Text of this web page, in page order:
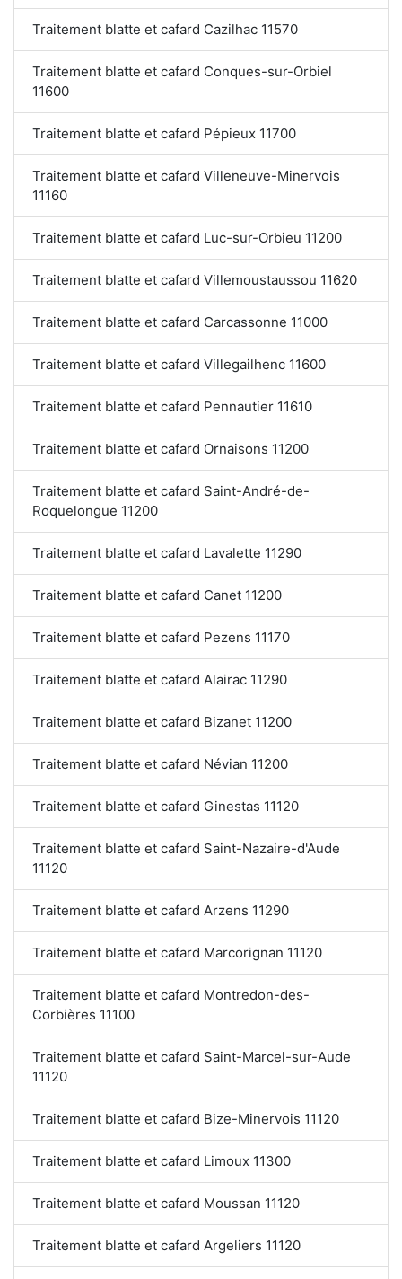
Traitement blatte et cafard Cazilhac 11570
Traitement blatte et cafard Conques-sur-Orbiel
11600
Traitement blatte et cafard Pépieux 11700
Traitement blatte et cafard Villeneuve-Minervois
11160
Traitement blatte et cafard Luc-sur-Orbieu 11200
Traitement blatte et cafard Villemoustaussou 11620
Traitement blatte et cafard Carcassonne 11000
Traitement blatte et cafard Villegailhenc 11600
Traitement blatte et cafard Pennautier 11610
Traitement blatte et cafard Ornaisons 11200
Traitement blatte et cafard Saint-André-de-
Roquelongue 11200
Traitement blatte et cafard Lavalette 11290
Traitement blatte et cafard Canet 11200
Traitement blatte et cafard Pezens 11170
Traitement blatte et cafard Alairac 11290
Traitement blatte et cafard Bizanet 11200
Traitement blatte et cafard Névian 11200
Traitement blatte et cafard Ginestas 11120
Traitement blatte et cafard Saint-Nazaire-d'Aude
11120
Traitement blatte et cafard Arzens 11290
Traitement blatte et cafard Marcorignan 11120
Traitement blatte et cafard Montredon-des-
Corbières 11100
Traitement blatte et cafard Saint-Marcel-sur-Aude
11120
Traitement blatte et cafard Bize-Minervois 11120
Traitement blatte et cafard Limoux 11300
Traitement blatte et cafard Moussan 11120
Traitement blatte et cafard Argeliers 11120